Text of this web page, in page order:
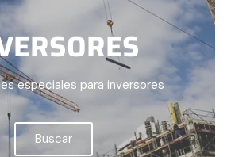
especiales para inversores
Buscar